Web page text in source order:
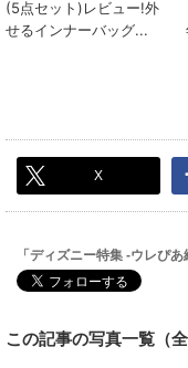
X
「ディズニー特集 -ウレぴ
この記事の写真一覧（全